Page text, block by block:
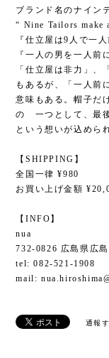
ブランド名のナイン
“ Nine Tailors make
『仕立屋は9人で一人
『一人の男を一人前
「仕立屋は非力」、
もあるが、「一人前
意味もある。帽子だ
の 一つとして、最
という想いが込めら
【SHIPPING】
全国一律 ¥980
お買い上げ金額
【INFO】
nua
732-0826 広島県広
tel: 082-521-1908
mail:
通報